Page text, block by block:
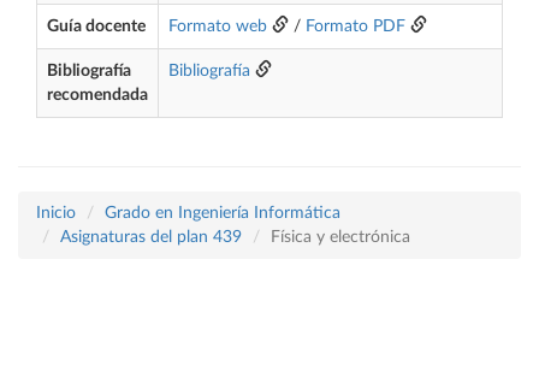
Guía docente Formato web / Formato PDF
Bibliografía
recomendada
Bibliografía
Inicio
Grado en Ingeniería Informática
Asignaturas del plan 439
Física y electrónica